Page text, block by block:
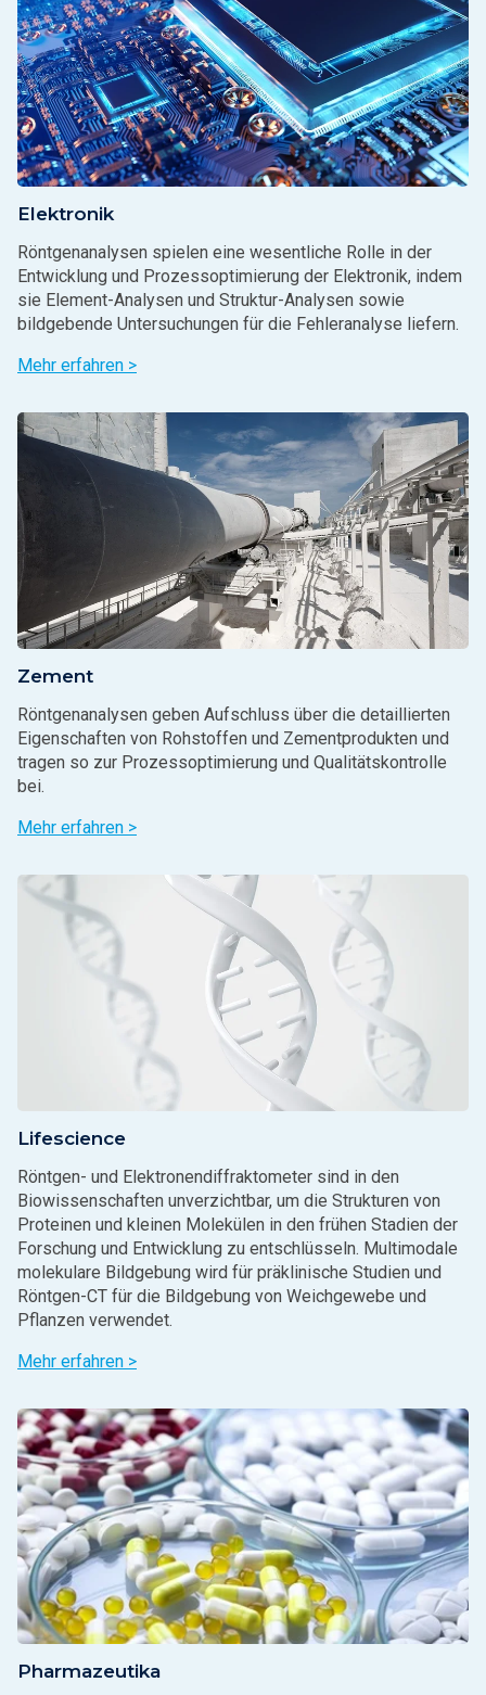
Elektronik
Röntgenanalysen spielen eine wesentliche Rolle in der
Entwicklung und Prozessoptimierung der Elektronik, indem
sie Element-Analysen und Struktur-Analysen sowie
bildgebende Untersuchungen für die Fehleranalyse liefern.
Mehr erfahren >
Zement
Röntgenanalysen geben Aufschluss über die detaillierten
Eigenschaften von Rohstoffen und Zementprodukten und
tragen so zur Prozessoptimierung und Qualitätskontrolle
bei.
Mehr erfahren >
Lifescience
Röntgen- und Elektronendiffraktometer sind in den
Biowissenschaften unverzichtbar, um die Strukturen von
Proteinen und kleinen Molekülen in den frühen Stadien der
Forschung und Entwicklung zu entschlüsseln. Multimodale
molekulare Bildgebung wird für präklinische Studien und
Röntgen-CT für die Bildgebung von Weichgewebe und
Pflanzen verwendet.
Mehr erfahren >
Pharmazeutika